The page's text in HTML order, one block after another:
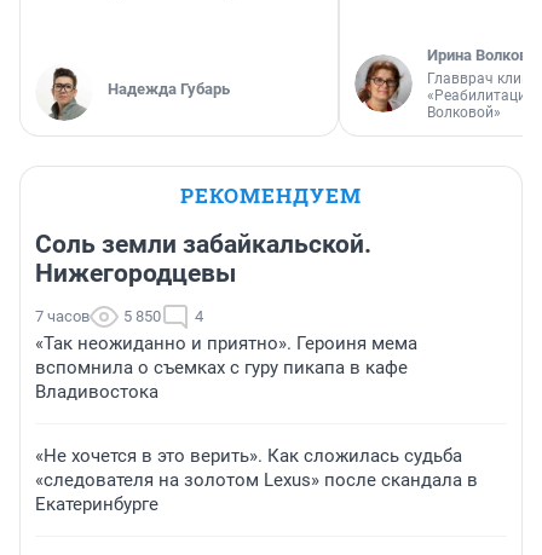
Надежда Губарь
Ирина Волкова
Главврач
«Реабилитация
Волковой»
РЕКОМЕНДУЕМ
Соль земли забайкальской.
Нижегородцевы
7 часов 5 850 4
«Так неожиданно и приятно». Героиня мема
вспомнила о съемках с гуру пикапа в кафе
Владивостока
«Не хочется в это верить». Как сложилась судьба
«следователя на золотом Lexus» после скандала в
Екатеринбурге